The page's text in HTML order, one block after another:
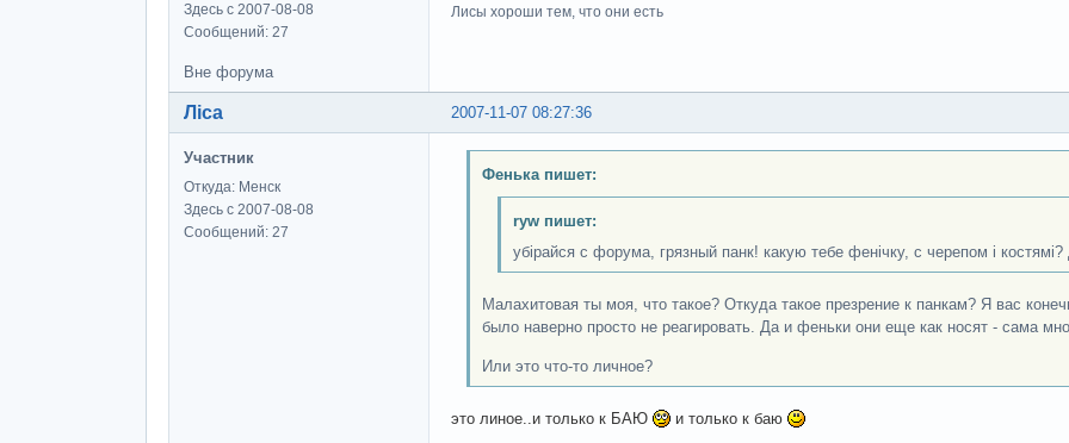
Здесь с 2007-08-08
Сообщений: 27
Лисы хороши тем, что они есть
Вне форума
2007-11-07 08:27:36
Ліса
Участник
Откуда: Менск
Здесь с 2007-08-08
Сообщений: 27
Фенька пишет:
ryw пишет:
убірайся с форума, грязный панк! какую тебе фенічку, с черепом і костямі?
Малахитовая ты моя, что такое? Откуда такое презрение к панкам? Я вас
было наверно просто не реагировать. Да и феньки они еще как носят - сама
Или это что-то личное?
это линое..и только к БАЮ и только к баю